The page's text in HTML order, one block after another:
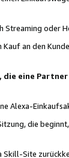
oder
an den
eine
Alexa-
die
Site